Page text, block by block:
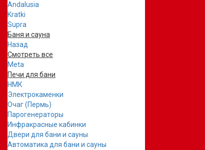
Andalusia
Kratki
Supra
Баня и сауна
Назад
Смотреть все
Meta
Печи для бани
НМК
Электрокаменки
Очаг (Пермь)
Парогенераторы
Инфракрасные кабинки
Двери для бани и сауны
Автоматика для бани и сауны